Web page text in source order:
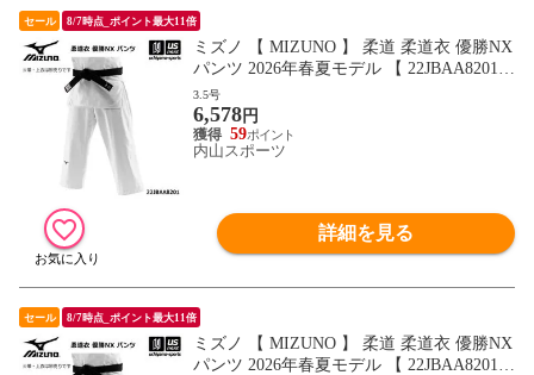
セール 8/7時点_ポイント最大11倍
ミズノ 【 MIZUNO 】 柔道 柔道衣 優勝NX
パンツ 2026年春夏モデル 【 22JBAA8201
柔道着 帯別売り ズボン 練習 トレーニング
部活動 中学生 高校生 学生 】【翌日配達対
象】[自社]
3.5号
6,578円
59
内山スポーツ
詳細を見る
セール 8/7時点_ポイント最大11倍
ミズノ 【 MIZUNO 】 柔道 柔道衣 優勝NX
パンツ 2026年春夏モデル 【 22JBAA8201